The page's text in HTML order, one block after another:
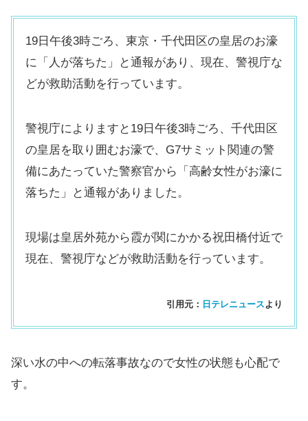
19日午後3時ごろ、東京・千代田区の皇居のお濠
に「人が落ちた」と通報があり、現在、警視庁な
どが救助活動を行っています。
警視庁によりますと19日午後3時ごろ、千代田区
の皇居を取り囲むお濠で、G7サミット関連の警
備にあたっていた警察官から「高齢女性がお濠に
落ちた」と通報がありました。
現場は皇居外苑から霞が関にかかる祝田橋付近で
現在、警視庁などが救助活動を行っています。
引用元： 日テレニュース より
深い水の中への転落事故なので女性の状態も心配で
す。